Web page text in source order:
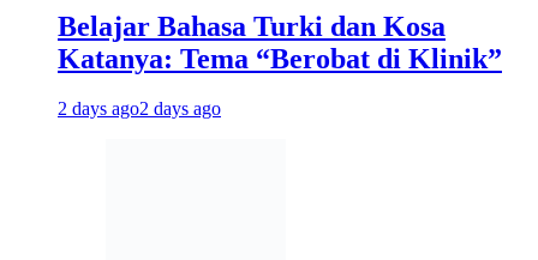
Belajar Bahasa Turki dan Kosa
Katanya: Tema “Berobat di Klinik”
2 days ago2 days ago